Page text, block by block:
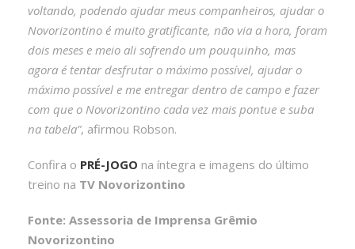
voltando, podendo ajudar meus companheiros, ajudar o
Novorizontino é muito gratificante, não via a hora, foram
dois meses e meio ali sofrendo um pouquinho, mas
agora é tentar desfrutar o máximo possível, ajudar o
máximo possível e me entregar dentro de campo e fazer
com que o Novorizontino cada vez mais pontue e suba
na tabela”, afirmou Robson.
Confira o PRÉ-JOGO na íntegra e imagens do último
treino na TV Novorizontino
Fonte: Assessoria de Imprensa Grêmio
Novorizontino